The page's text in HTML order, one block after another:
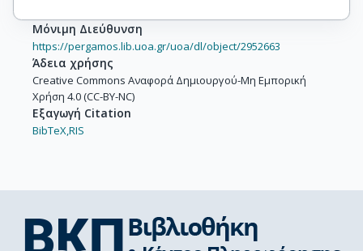
Μόνιμη Διεύθυνση
https://pergamos.lib.uoa.gr/uoa/dl/object/2952663
Άδεια χρήσης
Creative Commons Αναφορά Δημιουργού-Μη Εμπορική
Χρήση 4.0 (CC-BY-NC)
Εξαγωγή Citation
BibTeX,RIS